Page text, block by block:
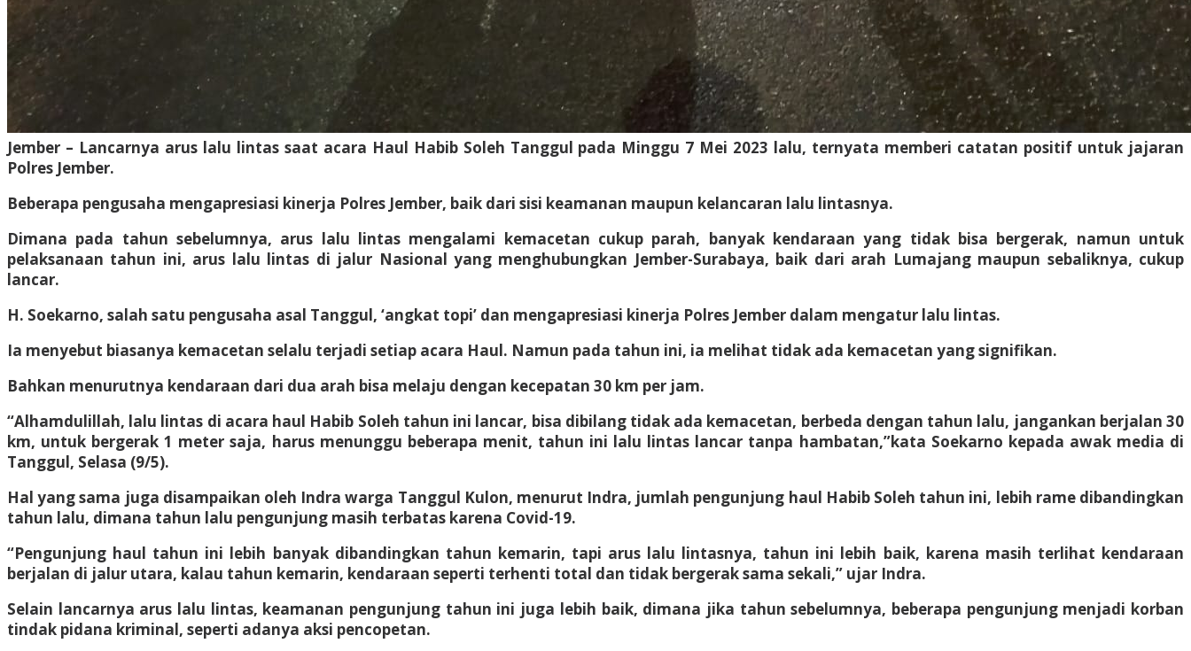
Jember – Lancarnya arus lalu lintas saat acara Haul Habib Soleh Tanggul pada Minggu 7 Mei 2023 lalu, ternyata memberi catatan positif untuk jajaran
Polres Jember.
Beberapa pengusaha mengapresiasi kinerja Polres Jember, baik dari sisi keamanan maupun kelancaran lalu lintasnya.
Dimana pada tahun sebelumnya, arus lalu lintas mengalami kemacetan cukup parah, banyak kendaraan yang tidak bisa bergerak, namun untuk
pelaksanaan tahun ini, arus lalu lintas di jalur Nasional yang menghubungkan Jember-Surabaya, baik dari arah Lumajang maupun sebaliknya, cukup
lancar.
H. Soekarno, salah satu pengusaha asal Tanggul, ‘angkat topi’ dan mengapresiasi kinerja Polres Jember dalam mengatur lalu lintas.
Ia menyebut biasanya kemacetan selalu terjadi setiap acara Haul. Namun pada tahun ini, ia melihat tidak ada kemacetan yang signifikan.
Bahkan menurutnya kendaraan dari dua arah bisa melaju dengan kecepatan 30 km per jam.
“Alhamdulillah, lalu lintas di acara haul Habib Soleh tahun ini lancar, bisa dibilang tidak ada kemacetan, berbeda dengan tahun lalu, jangankan berjalan 30
km, untuk bergerak 1 meter saja, harus menunggu beberapa menit, tahun ini lalu lintas lancar tanpa hambatan,”kata Soekarno kepada awak media di
Tanggul, Selasa (9/5).
Hal yang sama juga disampaikan oleh Indra warga Tanggul Kulon, menurut Indra, jumlah pengunjung haul Habib Soleh tahun ini, lebih rame dibandingkan
tahun lalu, dimana tahun lalu pengunjung masih terbatas karena Covid-19.
“Pengunjung haul tahun ini lebih banyak dibandingkan tahun kemarin, tapi arus lalu lintasnya, tahun ini lebih baik, karena masih terlihat kendaraan
berjalan di jalur utara, kalau tahun kemarin, kendaraan seperti terhenti total dan tidak bergerak sama sekali,” ujar Indra.
Selain lancarnya arus lalu lintas, keamanan pengunjung tahun ini juga lebih baik, dimana jika tahun sebelumnya, beberapa pengunjung menjadi korban
tindak pidana kriminal, seperti adanya aksi pencopetan.